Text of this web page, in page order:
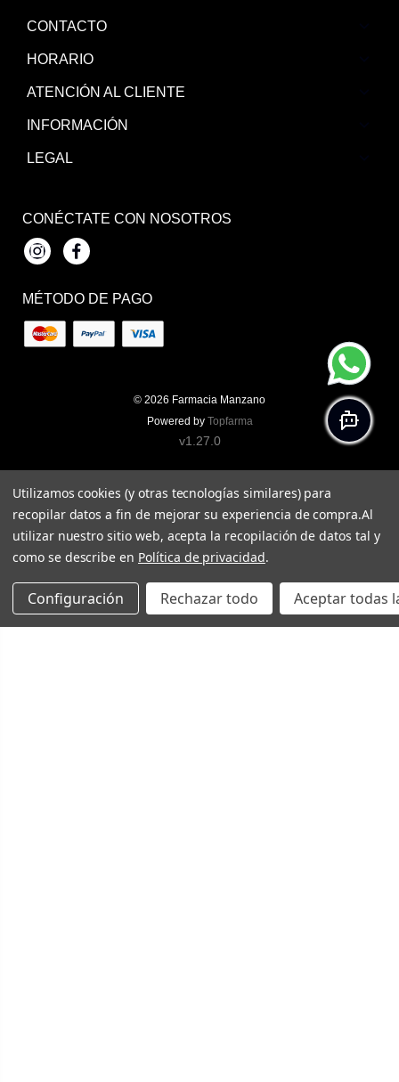
CONTACTO
HORARIO
ATENCIÓN AL CLIENTE
INFORMACIÓN
LEGAL
CONÉCTATE CON NOSOTROS
InstagramFacebook
MÉTODO DE PAGO
© 2026 Farmacia Manzano
Powered by Topfarma
v1.27.0
Utilizamos cookies (y otras tecnologías similares) para
recopilar datos a fin de mejorar su experiencia de compra.Al
utilizar nuestro sitio web, acepta la recopilación de datos tal y
como se describe en Política de privacidad.
Configuración Rechazar todo Aceptar todas